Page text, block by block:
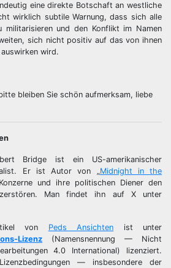
eine direkte Botschaft an westliche
wirklich subtile Warnung, dass sich alle
militarisieren und den Konflikt im Namen
sich nicht positiv auf das von ihnen
wird.
bleiben Sie schön aufmerksam, liebe
Bridge ist ein US-amerikanischer
Er ist Autor von „Midnight in the
und ihre politischen Diener den
zerstören. Man findet ihn auf X unter
von Peds Ansichten ist unter
Lizenz (Namensnennung — Nicht
4.0 International) lizenziert.
— insbesondere der